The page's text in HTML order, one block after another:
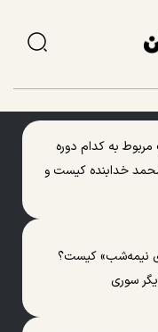
به کدام دوره
خدابنده کیست و
نیمه‌شب» کیست؟
سوری